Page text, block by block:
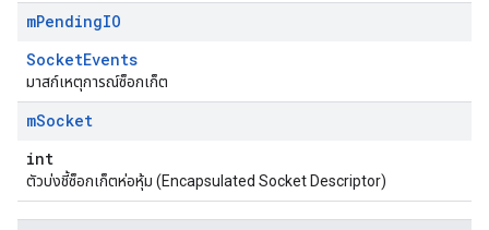
mPendingIO
SocketEvents
มาสก์เหตุการณ์ซ็อกเก็ต
mSocket
int
ตัวบ่งชี้ซ็อกเก็ตห่อหุ้ม (Encapsulated Socket Descriptor)